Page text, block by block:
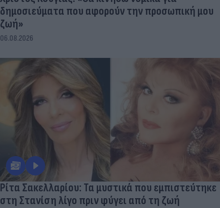
δημοσιεύματα που αφορούν την προσωπική μου
ζωή»
06.08.2026
Ρίτα Σακελλαρίου: Τα μυστικά που εμπιστεύτηκε
στη Στανίση λίγο πριν φύγει από τη ζωή